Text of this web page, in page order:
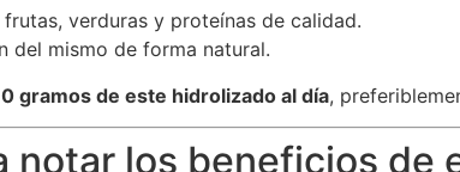
verduras y proteínas de calidad.
del mismo de forma natural.
gramos de este hidrolizado al día,
notar los beneficios de